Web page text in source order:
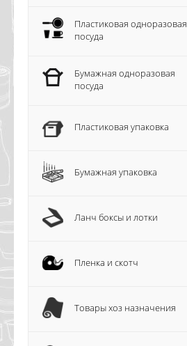
Пластиковая одноразовая
посуда
Бумажная одноразовая
посуда
Пластиковая упаковка
Бумажная упаковка
Ланч боксы и лотки
Пленка и скотч
Товары хоз назначения